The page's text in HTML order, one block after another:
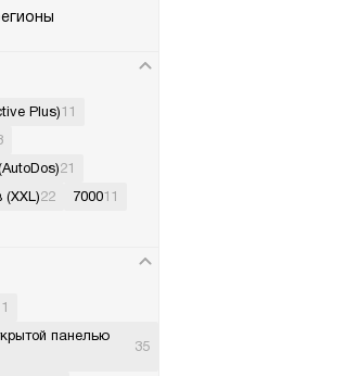
Plus)11
21
22 700011
панелью
35